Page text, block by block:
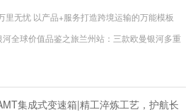
里无忧 以产品+服务打造跨境运输的万能模板
全球价值品鉴之旅兰州站：三款欧曼银河多重
集成式变速箱|精工淬炼工艺，护航长